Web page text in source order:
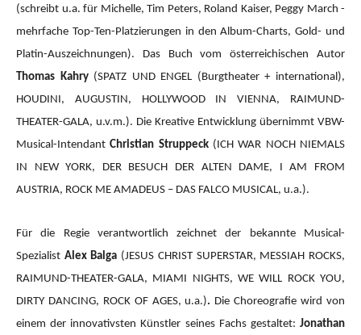
(schreibt u.a. für Michelle, Tim Peters, Roland Kaiser, Peggy March -
mehrfache Top-Ten-Platzierungen in den Album-Charts, Gold- und
Platin-Auszeichnungen). Das Buch vom österreichischen Autor
Thomas Kahry(SPATZ UND ENGEL (Burgtheater + international),
HOUDINI, AUGUSTIN, HOLLYWOOD IN VIENNA, RAIMUND-
THEATER-GALA, u.v.m.). Die Kreative Entwicklung übernimmt VBW-
Musical-IntendantChristian Struppeck(ICH WAR NOCH NIEMALS
IN NEW YORK, DER BESUCH DER ALTEN DAME, I AM FROM
AUSTRIA, ROCK ME AMADEUS – DAS FALCO MUSICAL, u.a.).
Für die Regie verantwortlich zeichnet der bekannte Musical-
Spezialist Alex Balga (JESUS CHRIST SUPERSTAR, MESSIAH ROCKS,
RAIMUND-THEATER-GALA, MIAMI NIGHTS, WE WILL ROCK YOU,
DIRTY DANCING, ROCK OF AGES, u.a.). Die Choreografie wird von
einem der innovativsten Künstler seines Fachs gestaltet: Jonathan